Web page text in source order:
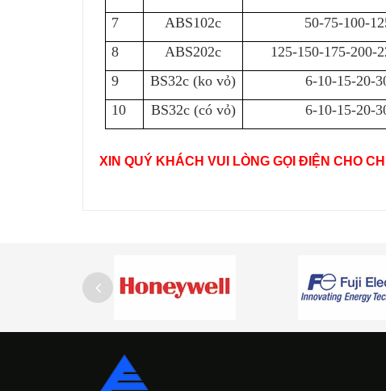
7
ABS102c 50-75-100-
8
ABS202c 125-150-175-200-
9
BS32c (ko vỏ) 6-10-15-20-
10
BS32c (có vỏ) 6-10-15-20-
XIN QUÝ KHÁCH VUI LÒNG GỌI ĐIỆN CHO